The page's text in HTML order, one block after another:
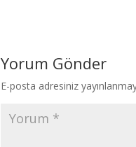
Yorum Gönder
E-posta adresiniz